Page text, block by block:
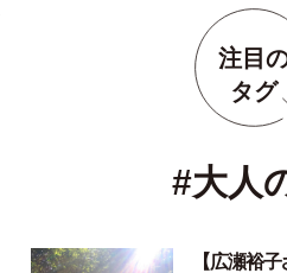
注目
タグ
#大人
【広瀬裕